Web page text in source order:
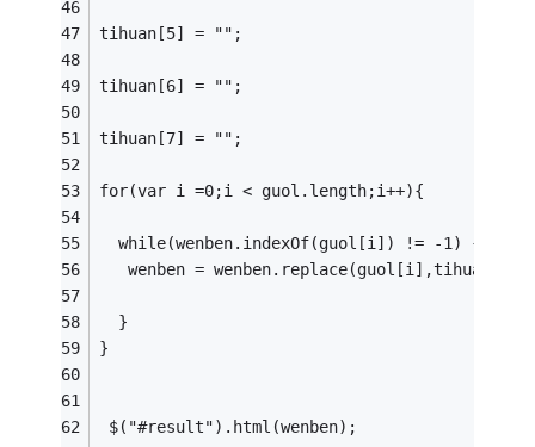
tihuan[5] = "";
tihuan[6] = "";
tihuan[7] = "";
for(var i =0;i < guol.length;i++){
  while(wenben.indexOf(guol[i]) != -1) {
wenben =
  }
}
$("#result").html(wenben);